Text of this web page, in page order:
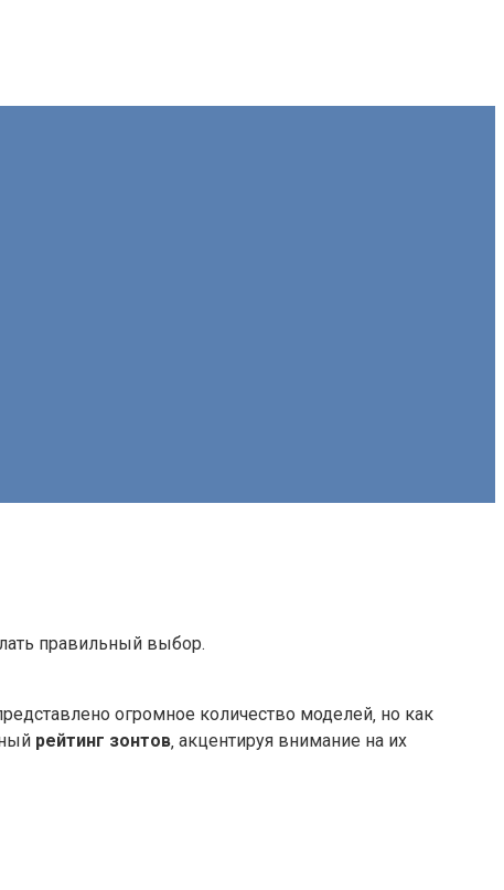
правильный выбор.
огромное количество моделей‚ но как
рейтинг зонтов‚ акцентируя внимание на их